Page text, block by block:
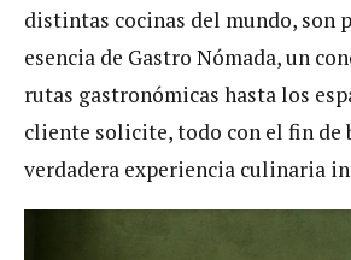
distintas cocinas del mundo, son
esencia de Gastro Nómada, un
rutas gastronómicas hasta los
cliente solicite, todo con el fin de
verdadera experiencia culinaria